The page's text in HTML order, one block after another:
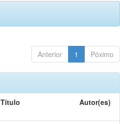
Anterior 1 Póximo
Título Autor(es)